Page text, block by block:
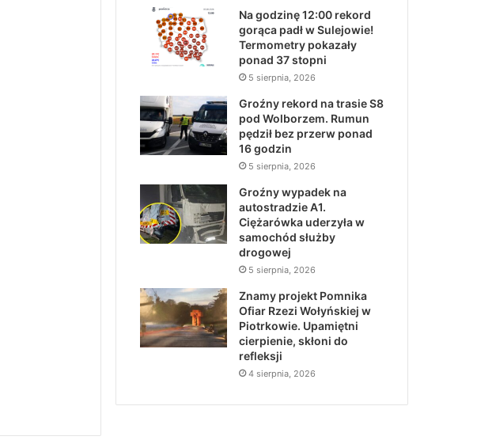
Na godzinę 12:00 rekord
gorąca padł w Sulejowie!
Termometry pokazały
ponad 37 stopni
5 sierpnia, 2026
Groźny rekord na trasie S8
pod Wolborzem. Rumun
pędził bez przerw ponad
16 godzin
5 sierpnia, 2026
Groźny wypadek na
autostradzie A1.
Ciężarówka uderzyła w
samochód służby
drogowej
5 sierpnia, 2026
Znamy projekt Pomnika
Ofiar Rzezi Wołyńskiej w
Piotrkowie. Upamiętni
cierpienie, skłoni do
refleksji
4 sierpnia, 2026